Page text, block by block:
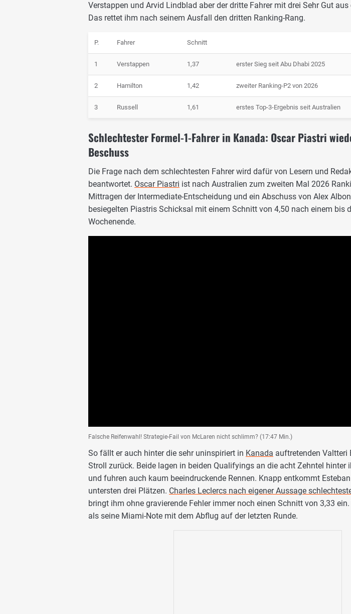
Verstappen und Arvid Lindblad aber der dritte Fahrer mit drei Sehr Gut aus
Das rettet ihm nach seinem Ausfall den dritten Ranking-Rang.
P. Fahrer Schnitt
1 Verstappen 1,37 erster Sieg seit Abu Dhabi 2025
2 Hamilton 1,42 zweiter Ranking-P2 von 2026
3 Russell 1,61 erstes Top-3-Ergebnis seit Australien
Schlechtester Formel-1-Fahrer in Kanada: Oscar Piastri
Beschuss
Die Frage nach dem schlechtesten Fahrer wird dafür von Lesern und
beantwortet. Oscar Piastri ist nach Australien zum zweiten Mal 2026
Mittragen der Intermediate-Entscheidung und ein Abschuss von Alex
besiegelten Piastris Schicksal mit einem Schnitt von 4,50 nach einem bis
Wochenende.
Falsche Reifenwahl! Strategie-Fail von McLaren nicht schlimm? (17:47 Min.)
So fällt er auch hinter die sehr uninspiriert in Kanada auftretenden Valtteri
Stroll zurück. Beide lagen in beiden Qualifyings an die acht Zehntel hinter
und fuhren auch kaum beeindruckende Rennen. Knapp entkommt
untersten drei Plätzen. Charles Leclercs nach eigener Aussage
bringt ihm ohne gravierende Fehler immer noch einen Schnitt von 3,33
als seine Miami-Note mit dem Abflug auf der letzten Runde.